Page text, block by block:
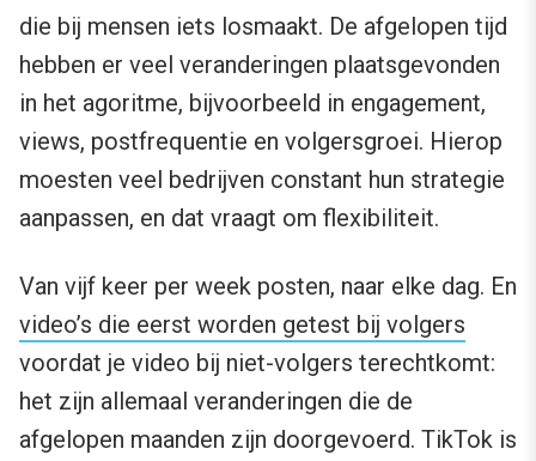
die bij mensen iets losmaakt. De afgelopen tijd
hebben er veel veranderingen plaatsgevonden
in het agoritme, bijvoorbeeld in engagement,
views, postfrequentie en volgersgroei. Hierop
moesten veel bedrijven constant hun strategie
aanpassen, en dat vraagt om flexibiliteit.
Van vijf keer per week posten, naar elke dag. En
video’s die eerst worden getest bij volgers
voordat je video bij niet-volgers terechtkomt:
het zijn allemaal veranderingen die de
afgelopen maanden zijn doorgevoerd. TikTok is